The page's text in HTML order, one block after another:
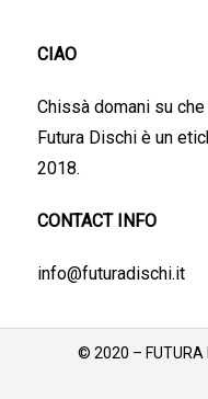
CIAO
Chissà domani su
Futura Dischi è un
2018.
CONTACT INFO
info@futuradischi.it
© 2020 – FUTURA